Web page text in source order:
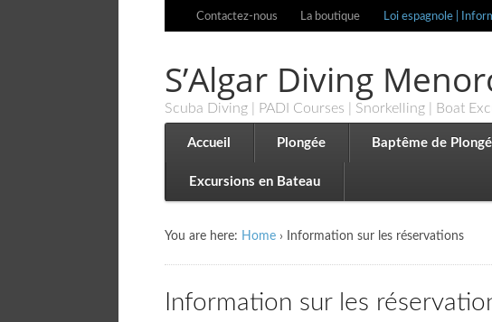
Contactez-nous La boutique Loi espagnole |
S’Algar Diving
Scuba Diving | PADI Courses | Snorkelling | Boat
Accueil Plongée Baptême de
Excursions en Bateau
You are here: Home › Information sur les réservations
Information sur les